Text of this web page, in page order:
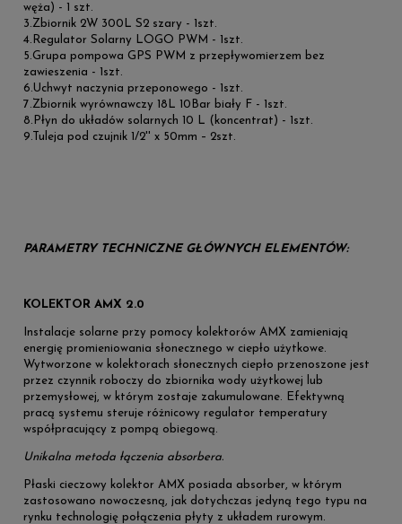
węża) - 1 szt.
3.Zbiornik 2W 300L S2 szary - 1szt.
4.Regulator Solarny LOGO PWM - 1szt.
5.Grupa pompowa GPS PWM z przepływomierzem bez
zawieszenia - 1szt.
6.Uchwyt naczynia przeponowego - 1szt.
7.Zbiornik wyrównawczy 18L 10Bar biały F - 1szt.
8.Płyn do układów solarnych 10 L (koncentrat) - 1szt.
9.Tuleja pod czujnik 1/2'' x 50mm – 2szt.
PARAMETRY TECHNICZNE GŁÓWNYCH ELEMENTÓW:
KOLEKTOR AMX 2.0
Instalacje solarne przy pomocy kolektorów AMX zamieniają
energię promieniowania słonecznego w ciepło użytkowe.
Wytworzone w kolektorach słonecznych ciepło przenoszone jest
przez czynnik roboczy do zbiornika wody użytkowej lub
przemysłowej, w którym zostaje zakumulowane. Efektywną
pracą systemu steruje różnicowy regulator temperatury
współpracujący z pompą obiegową.
Unikalna metoda łączenia absorbera.
Płaski cieczowy kolektor AMX posiada absorber, w którym
zastosowano nowoczesną, jak dotychczas jedyną tego typu na
rynku technologię połączenia płyty z układem rurowym.